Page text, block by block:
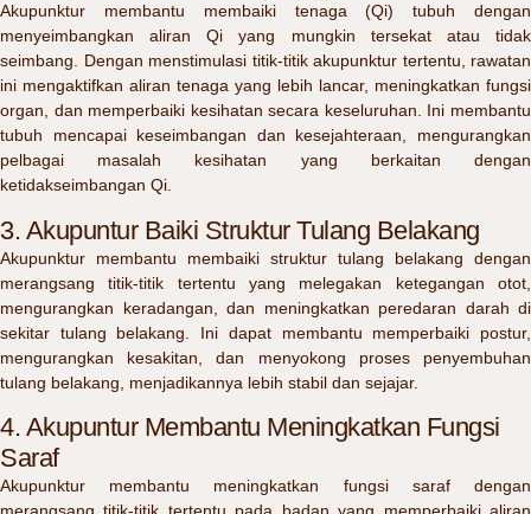
Akupunktur membantu membaiki tenaga (Qi) tubuh dengan
menyeimbangkan aliran Qi yang mungkin tersekat atau tidak
seimbang. Dengan menstimulasi titik-titik akupunktur tertentu, rawatan
ini mengaktifkan aliran tenaga yang lebih lancar, meningkatkan fungsi
organ, dan memperbaiki kesihatan secara keseluruhan. Ini membantu
tubuh mencapai keseimbangan dan kesejahteraan, mengurangkan
pelbagai masalah kesihatan yang berkaitan dengan
ketidakseimbangan Qi.
3. Akupuntur Baiki Struktur Tulang Belakang
Akupunktur membantu membaiki struktur tulang belakang dengan
merangsang titik-titik tertentu yang melegakan ketegangan otot,
mengurangkan keradangan, dan meningkatkan peredaran darah di
sekitar tulang belakang. Ini dapat membantu memperbaiki postur,
mengurangkan kesakitan, dan menyokong proses penyembuhan
tulang belakang, menjadikannya lebih stabil dan sejajar.
4. Akupuntur Membantu Meningkatkan Fungsi
Saraf
Akupunktur membantu meningkatkan fungsi saraf dengan